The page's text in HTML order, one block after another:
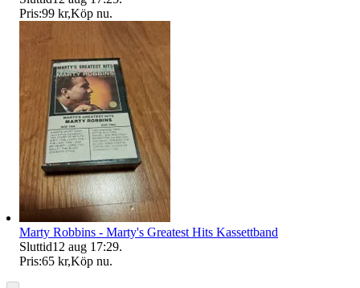
Pris:99 kr,Köp nu.
Marty Robbins - Marty's Greatest Hits Kassettband
Sluttid12 aug 17:29.
Pris:65 kr,Köp nu.